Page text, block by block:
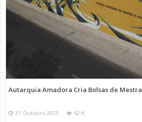
Autarquia Amadora Cria Bolsas de
31 Outubro 2025 62 K